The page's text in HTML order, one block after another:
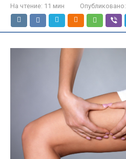
На чтение: 11 мин Опубликовано: